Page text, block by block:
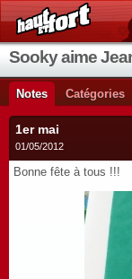
Notes Catégories
1er mai
01/05/2012
Bonne fête à tous !!!